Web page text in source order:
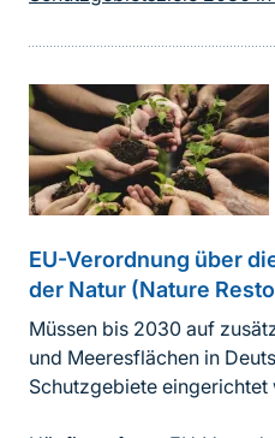
EU-Verordnung über
der Natur (Nature
Müssen bis 2030 auf
und Meeresflächen in
Schutzgebiete eingerichtet